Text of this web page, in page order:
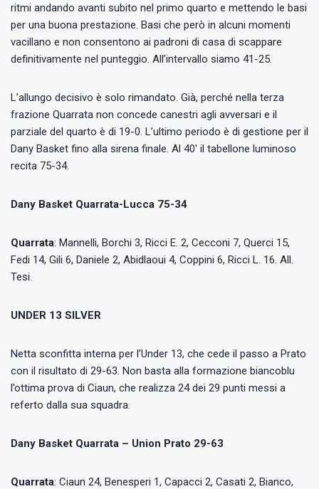
ritmi andando avanti subito nel primo quarto e mettendo le basi
per una buona prestazione. Basi che però in alcuni momenti
vacillano e non consentono ai padroni di casa di scappare
definitivamente nel punteggio. All’intervallo siamo 41-25.
L’allungo decisivo è solo rimandato. Già, perché nella terza
frazione Quarrata non concede canestri agli avversari e il
parziale del quarto è di 19-0. L’ultimo periodo è di gestione per il
Dany Basket fino alla sirena finale. Al 40′ il tabellone luminoso
recita 75-34.
Dany Basket Quarrata-Lucca 75-34
Quarrata: Mannelli, Borchi 3, Ricci E. 2, Cecconi 7, Querci 15,
Fedi 14, Gili 6, Daniele 2, Abidlaoui 4, Coppini 6, Ricci L. 16. All.
Tesi.
UNDER 13 SILVER
Netta sconfitta interna per l’Under 13, che cede il passo a Prato
con il risultato di 29-63. Non basta alla formazione biancoblu
l’ottima prova di Ciaun, che realizza 24 dei 29 punti messi a
referto dalla sua squadra.
Dany Basket Quarrata – Union Prato 29-63
Quarrata: Ciaun 24, Benesperi 1, Capacci 2, Casati 2, Bianco,